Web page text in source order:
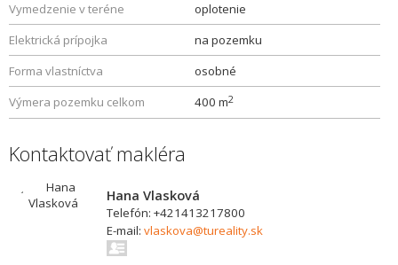
Vymedzenie v teréne
oplotenie
Elektrická prípojka
na pozemku
Forma vlastníctva
osobné
Výmera pozemku celkom
400 m2
Kontaktovať makléra
Hana Vlasková
Telefón: +421413217800
E-mail: vlaskova@tureality.sk